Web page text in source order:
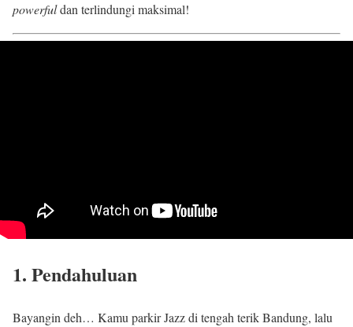
powerfuldan terlindungi maksimal!
1. Pendahuluan
Bayangin deh… Kamu parkir Jazz di tengah terik Bandung, lalu